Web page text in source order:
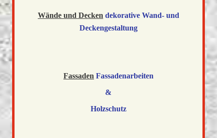
Wände und Decken dekorative Wand- und
Deckengestaltung
Fassaden Fassadenarbeiten
&
Holzschutz